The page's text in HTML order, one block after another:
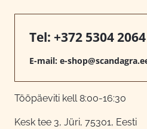
Tel: +372 5304 2064
E-mail: e-
Tööpäeviti kell 8:00-16:30
Kesk tee 3, Jüri, 75301, Eesti